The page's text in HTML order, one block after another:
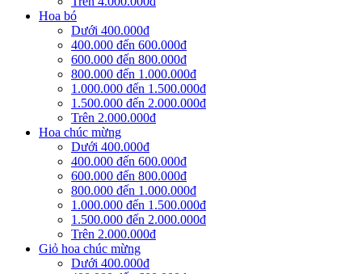
Hoa bó
Dưới 400.000đ
400.000 đến 600.000đ
600.000 đến 800.000đ
800.000 đến 1.000.000đ
1.000.000 đến 1.500.000đ
1.500.000 đến 2.000.000đ
Trên 2.000.000đ
Hoa chúc mừng
Dưới 400.000đ
400.000 đến 600.000đ
600.000 đến 800.000đ
800.000 đến 1.000.000đ
1.000.000 đến 1.500.000đ
1.500.000 đến 2.000.000đ
Trên 2.000.000đ
Giỏ hoa chúc mừng
Dưới 400.000đ